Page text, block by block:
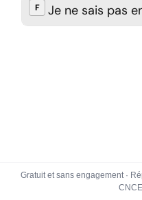
Gratuit et sans engagement ·